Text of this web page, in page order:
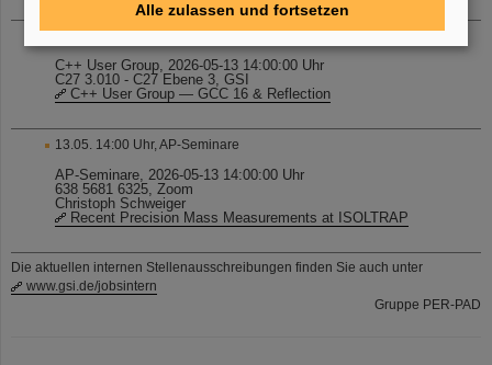
13.05. 14:00 Uhr, C++ User Group
C++ User Group, 2026-05-13 14:00:00 Uhr
C27 3.010 - C27 Ebene 3, GSI
C++ User Group — GCC 16 & Reflection
13.05. 14:00 Uhr, AP-Seminare
AP-Seminare, 2026-05-13 14:00:00 Uhr
638 5681 6325, Zoom
Christoph Schweiger
Recent Precision Mass Measurements at ISOLTRAP
Die aktuellen internen Stellenausschreibungen finden Sie auch unter
www.gsi.de/jobsintern
Gruppe PER-PAD
Alle zulassen und fortsetzen